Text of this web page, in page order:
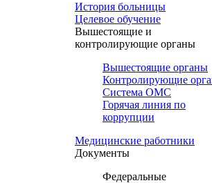
История больницы
Целевое обучение
Вышестоящие и
контролирующие органы
Вышестоящие органы
Контролирующие
Система ОМС
Горячая линия по
коррупции
Медицинские работники
Документы
Федеральные